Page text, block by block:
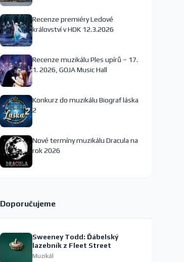
Recenze premiéry Ledové
království v HDK 12.3.2026
Recenze muzikálu Ples upírů – 17.
1. 2026, GOJA Music Hall
Konkurz do muzikálu Biograf láska
2
Nové termíny muzikálu Dracula na
rok 2026
Doporučujeme
Sweeney Todd: Ďábelský
lazebník z Fleet Street
Muzikál